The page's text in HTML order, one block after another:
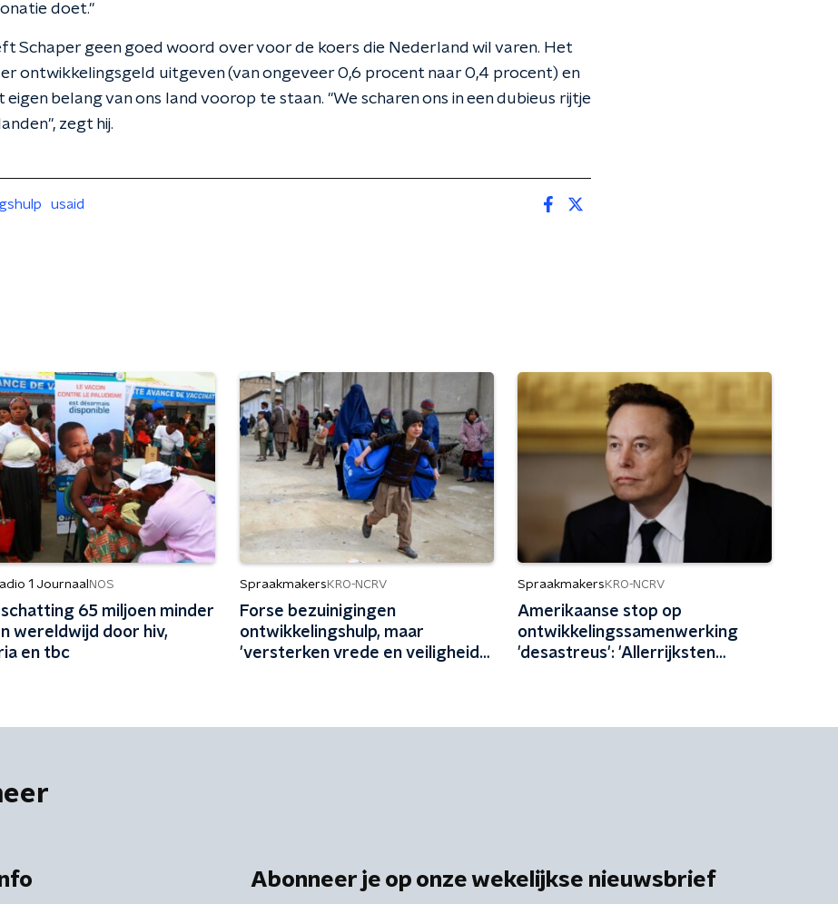
doet."
Schaper geen goed woord over voor de koers die Nederland wil varen. Het
ontwikkelingsgeld uitgeven (van ongeveer 0,6 procent naar 0,4 procent) en
belang van ons land voorop te staan. "We scharen ons in een dubieus rijtje
zegt hij.
usaid
1 Journaal NOS
schatting 65 miljoen minder
wereldwijd door hiv,
en tbc
Spraakmakers KRO-NCRV
Forse bezuinigingen
ontwikkelingshulp, maar
'versterken vrede en veiligheid
Spraakmakers KRO-NCRV
Amerikaanse stop op
ontwikkelingssamenwerking
'desastreus': 'Allerrijksten
Abonneer je op onze wekelijkse nieuwsbrief